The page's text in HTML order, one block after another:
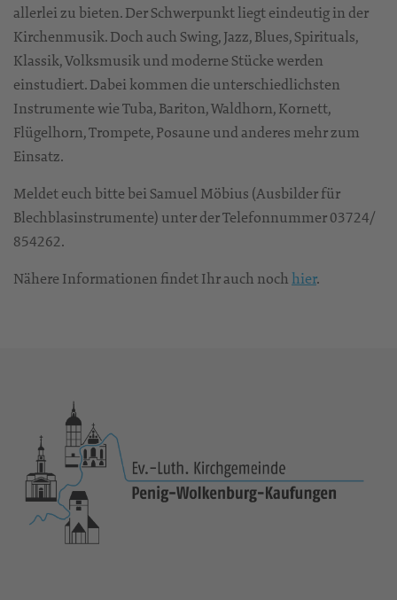
allerlei zu bieten. Der Schwerpunkt liegt eindeutig in der
Kirchenmusik. Doch auch Swing, Jazz, Blues, Spirituals,
Klassik, Volksmusik und moderne Stücke werden
einstudiert. Dabei kommen die unterschiedlichsten
Instrumente wie Tuba, Bariton, Waldhorn, Kornett,
Flügelhorn, Trompete, Posaune und anderes mehr zum
Einsatz.
Meldet euch bitte bei Samuel Möbius (Ausbilder für
Blechblasinstrumente) unter der Telefonnummer 03724/
854262.
Nähere Informationen findet Ihr auch nochhier.